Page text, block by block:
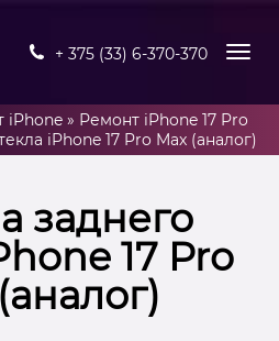
+ 375 (33) 6-370-370
iPhone» Ремонт iPhone 17 Pro
iPhone 17 Pro Max (аналог)
заднего
17 Pro